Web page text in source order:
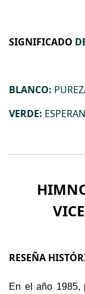
SIGNIFICADO
BLANCO:
VERDE:
RESEÑA
En el año 1985,